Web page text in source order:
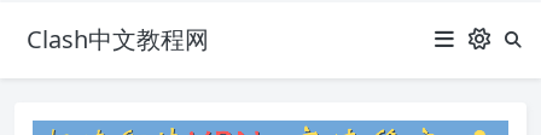
Clash中文教程网